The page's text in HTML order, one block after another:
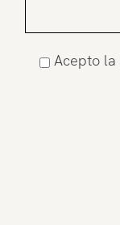
Acepto la